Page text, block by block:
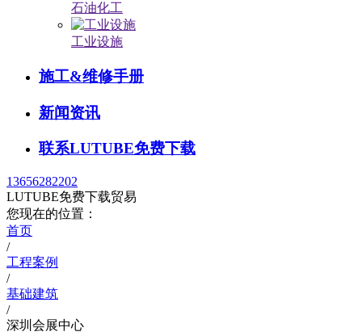
石油化工
工业设施
施工&维修手册
新闻资讯
联系LUTUBE免费下载
13656282202
LUTUBE免费下载贸易
您现在的位置：
首页
/
工程案例
/
基础建筑
/
深圳会展中心